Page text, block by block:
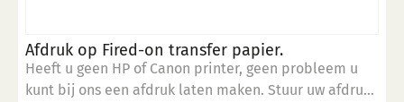
Afdruk op Fired-on transfer papier.
Heeft u geen HP of Canon printer, geen probleem u
kunt bij ons een afdruk laten maken. Stuur uw afdruk